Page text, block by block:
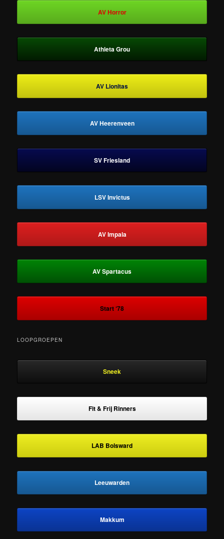
AV Horror
Athleta Grou
AV Lionitas
AV Heerenveen
SV Friesland
LSV Invictus
AV Impala
AV Spartacus
Start ‘78
LOOPGROEPEN
Sneek
Fit & Frij Rinners
LAB Bolsward
Leeuwarden
Makkum